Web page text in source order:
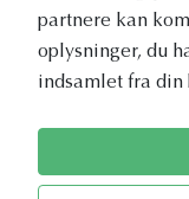
partnere kan
oplysninger, du
indsamlet fra din